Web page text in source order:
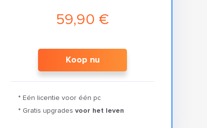
59,90 €
Koop nu
* Eén licentie voor één pc
* Gratis upgrades voor het leven